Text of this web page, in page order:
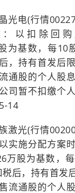
光电(行情
以扣除回
为基数，每10
，持有首发后
通股的个人股
司暂不扣缴个
14
激光(行情
实施分配方案
万股为基数，
后，持有首发
流通股的个人